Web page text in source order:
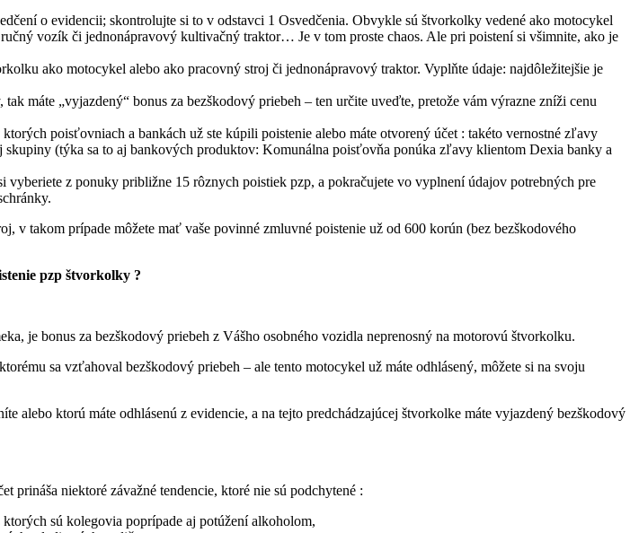
o evidencii; skontrolujte si to v odstavci 1 Osvedčenia. Obvykle sú štvorkolky vedené ako motocykel
vozík či jednonápravový kultivačný traktor… Je v tom proste chaos. Ale pri poistení si všimnite, ako je
ako motocykel alebo ako pracovný stroj či jednonápravový traktor. Vyplňte údaje: najdôležitejšie je
máte „vyjazdený“ bonus za bezškodový priebeh – ten určite uveďte, pretože vám výrazne zníži cenu
poisťovniach a bankách už ste kúpili poistenie alebo máte otvorený účet : takéto vernostné zľavy
(týka sa to aj bankových produktov: Komunálna poisťovňa ponúka zľavy klientom Dexia banky a
z ponuky približne 15 rôznych poistiek pzp, a pokračujete vo vyplnení údajov potrebných pre
takom prípade môžete mať vaše povinné zmluvné poistenie už od 600 korún (bez bezškodového
pzp štvorkolky ?
je bonus za bezškodový priebeh z Vášho osobného vozidla neprenosný na motorovú štvorkolku.
sa vzťahoval bezškodový priebeh – ale tento motocykel už máte odhlásený, môžete si na svoju
alebo ktorú máte odhlásenú z evidencie, a na tejto predchádzajúcej štvorkolke máte vyjazdený bezškodový
prináša niektoré závažné tendencie, ktoré nie sú podchytené :
sú kolegovia poprípade aj potúžení alkoholom,